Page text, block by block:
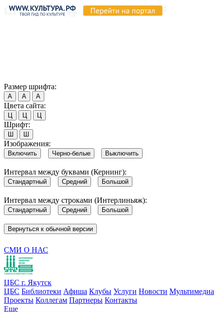
Размер шрифта:
А А А
Цвета сайта:
Ц Ц Ц
Шрифт:
Ш Ш
Изображения:
Включить Черно-белые Выключить
Интервал между буквами (Кернинг):
Стандартный Средний Большой
Интервал между строками (Интерлиньяж):
Стандартный Средний Большой
Вернуться к обычной версии
СМИ О НАС
ЦБС г. Якутск
ЦБС Библиотеки Афиша Клубы Услуги Новости Мультимедиа
Проекты Коллегам Партнеры Контакты
Еще